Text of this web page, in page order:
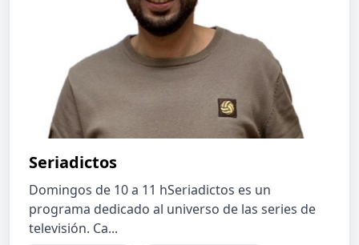
Seriadictos
Domingos de 10 a 11 hSeriadictos es un
programa dedicado al universo de las series de
televisión. Ca...